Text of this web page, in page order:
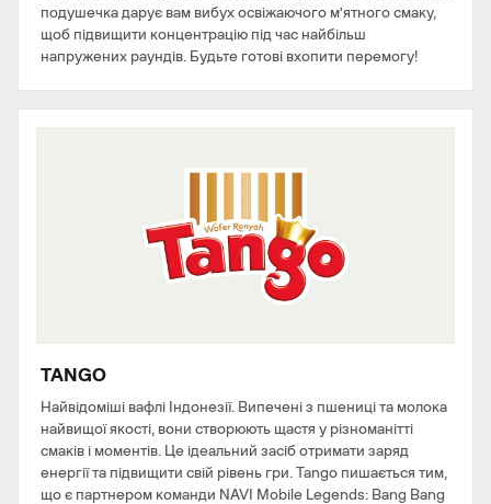
подушечка дарує вам вибух освіжаючого м’ятного смаку,
щоб підвищити концентрацію під час найбільш
напружених раундів. Будьте готові вхопити перемогу!
TANGO
Найвідоміші вафлі Індонезії. Випечені з пшениці та молока
найвищої якості, вони створюють щастя у різноманітті
смаків і моментів. Це ідеальний засіб отримати заряд
енергії та підвищити свій рівень гри. Tango пишається тим,
що є партнером команди NAVI Mobile Legends: Bang Bang